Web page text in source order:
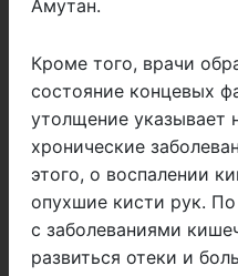
Амутан.
Кроме того, врачи
состояние концевых
утолщение указывает
хронические
этого, о воспалении
опухшие кисти рук.
с заболеваниями
развиться отеки и